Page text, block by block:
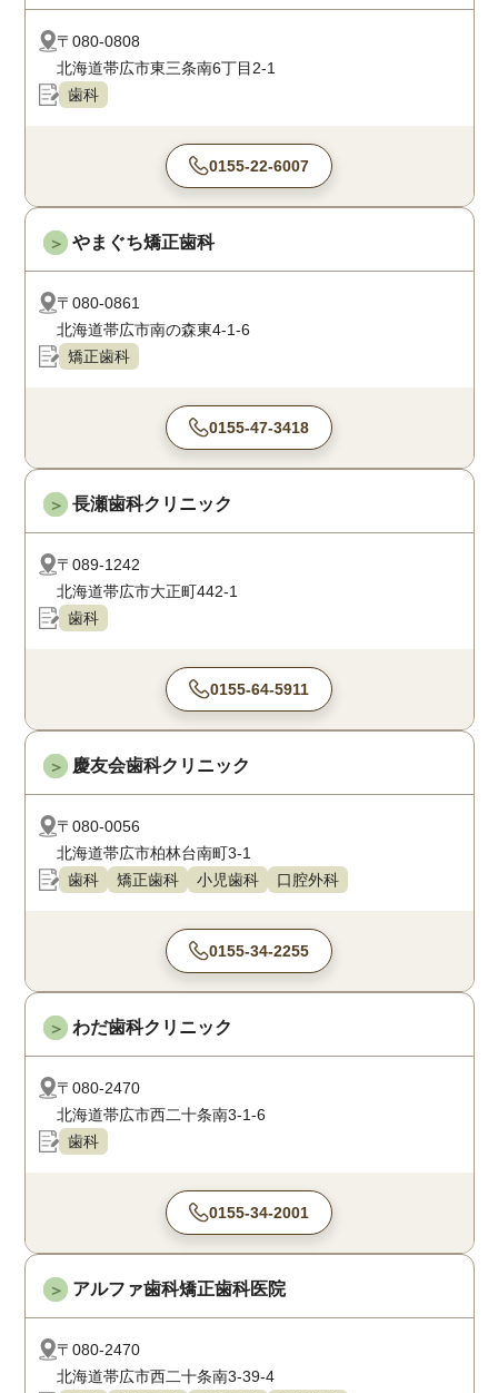
〒080-0808
北海道帯広市東三条南6丁目2-1
歯科
0155-22-6007
＞ やまぐち矯正歯科
〒080-0861
北海道帯広市南の森東4-1-6
矯正歯科
0155-47-3418
＞ 長瀬歯科クリニック
〒089-1242
北海道帯広市大正町442-1
歯科
0155-64-5911
＞ 慶友会歯科クリニック
〒080-0056
北海道帯広市柏林台南町3-1
歯科
矯正歯科 小児歯科 口腔外科
0155-34-2255
＞ わだ歯科クリニック
〒080-2470
北海道帯広市西二十条南3-1-6
歯科
0155-34-2001
＞ アルファ歯科矯正歯科医院
〒080-2470
北海道帯広市西二十条南3-39-4